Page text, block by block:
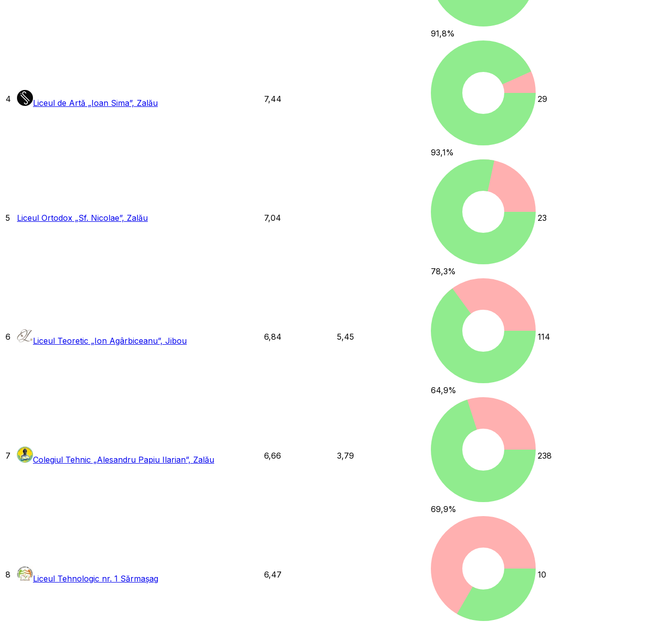
91,8%
4 Liceul de Artă „Ioan Sima”, Zalău 7,44
93,1%
29
5 Liceul Ortodox „Sf. Nicolae”, Zalău 7,04
78,3%
23
6 Liceul Teoretic „Ion Agârbiceanu”, Jibou 6,84 5,45
64,9%
114
7 Colegiul Tehnic „Alesandru Papiu Ilarian”, Zalău 6,66 3,79
69,9%
238
8 Liceul Tehnologic nr. 1 Sărmașag 6,47 10